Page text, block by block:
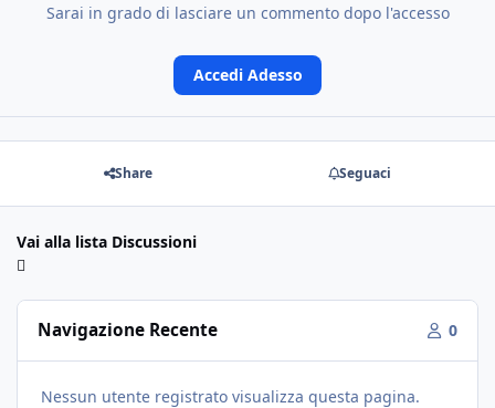
Sarai in grado di lasciare un commento dopo l'accesso
Accedi Adesso
Share Seguaci
Vai alla lista Discussioni
Navigazione Recente 0
Nessun utente registrato visualizza questa pagina.